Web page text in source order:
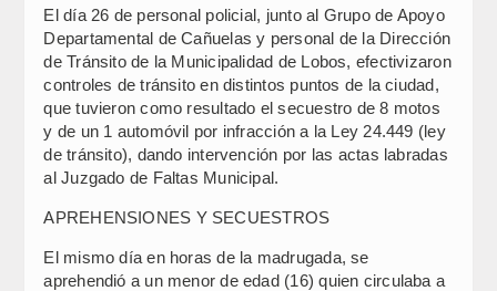
El día 26 de personal policial, junto al Grupo de Apoyo
Departamental de Cañuelas y personal de la Dirección
de Tránsito de la Municipalidad de Lobos, efectivizaron
controles de tránsito en distintos puntos de la ciudad,
que tuvieron como resultado el secuestro de 8 motos
y de un 1 automóvil por infracción a la Ley 24.449 (ley
de tránsito), dando intervención por las actas labradas
al Juzgado de Faltas Municipal.
APREHENSIONES Y SECUESTROS
El mismo día en horas de la madrugada, se
aprehendió a un menor de edad (16) quien circulaba a